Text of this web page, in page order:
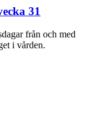
31
från och med
i vården.